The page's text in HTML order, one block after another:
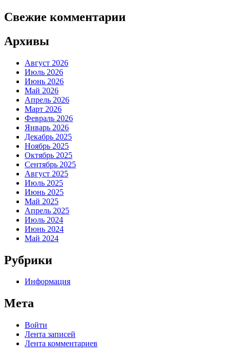
Свежие комментарии
Архивы
Август 2026
Июль 2026
Июнь 2026
Май 2026
Апрель 2026
Март 2026
Февраль 2026
Январь 2026
Декабрь 2025
Ноябрь 2025
Октябрь 2025
Сентябрь 2025
Август 2025
Июль 2025
Июнь 2025
Май 2025
Апрель 2025
Июль 2024
Июнь 2024
Май 2024
Рубрики
Информация
Мета
Войти
Лента записей
Лента комментариев